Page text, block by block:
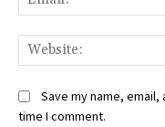
Save my name,
time I comment.